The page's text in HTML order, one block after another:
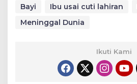
Bayi Ibu usai cuti lahiran
Meninggal Dunia
Ikuti Kami